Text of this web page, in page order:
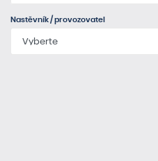
Nastěvník / provozovatel